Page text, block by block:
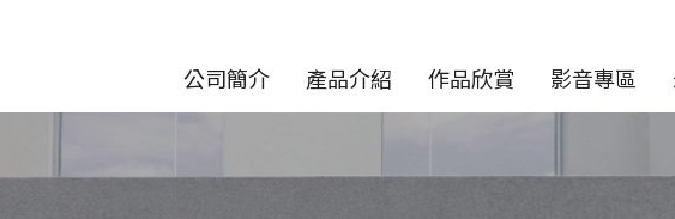
公司簡介 產品介紹 作品欣賞 影音專區